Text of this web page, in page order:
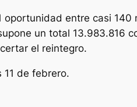
oportunidad entre casi 140
un total 13.983.816
el reintegro.
11 de febrero.